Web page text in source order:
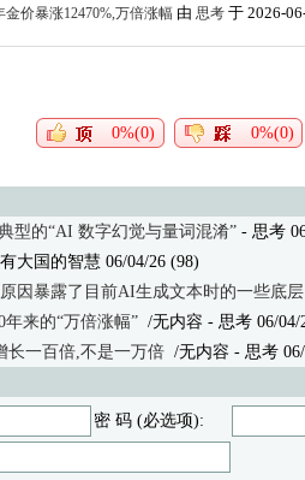
价暴涨12470%,万倍涨幅 由 思考 于 2026-
0%(0) 0%(0)
型的“AI 数字幻觉与量词混淆” - 思考
大国的智慧 06/04/26 (98)
因暴露了目前AI生成文本时的一些底层
来的“万倍涨幅” /无内容 - 思考 06/04/
长一百倍,不是一万倍 /无内容 - 思考
密 码 (必选项):